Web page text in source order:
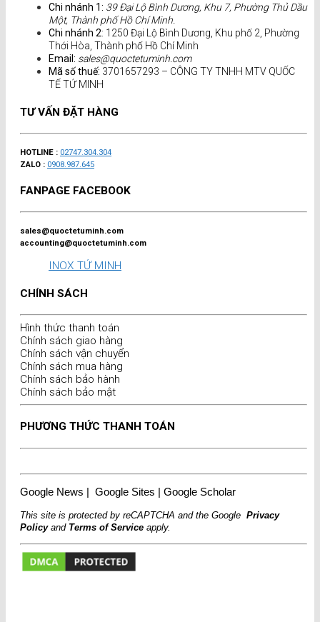
Chi nhánh 1: 39 Đại Lộ Bình Dương, Khu 7, Phường Thủ Dầu
Một, Thành phố Hồ Chí Minh.
Chi nhánh 2: 1250 Đại Lộ Bình Dương, Khu phố 2, Phường
Thới Hòa, Thành phố Hồ Chí Minh
Email: sales@quoctetuminh.com
Mã số thuế: 3701657293 – CÔNG TY TNHH MTV QUỐC
TẾ TỨ MINH
TƯ VẤN ĐẶT HÀNG
HOTLINE : 02747.304.304
ZALO : 0908.987.645
FANPAGE FACEBOOK
sales@quoctetuminh.com
accounting@quoctetuminh.com
INOX TỨ MINH
CHÍNH SÁCH
Hình thức thanh toán
Chính sách giao hàng
Chính sách vận chuyển
Chính sách mua hàng
Chính sách bảo hành
Chính sách bảo mật
PHƯƠNG THỨC THANH TOÁN
Google News | Google Sites | Google Scholar
This site is protected by reCAPTCHA and the Google Privacy
PolicyandTerms of Service apply.